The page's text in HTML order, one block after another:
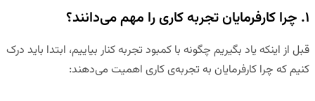
۱. چرا کارفرمایان تجربه کاری را مهم می‌دانند؟
قبل از اینکه یاد بگیریم چگونه با کمبود تجربه کنار بیاییم، ابتدا باید درک
کنیم که چرا کارفرمایان به تجربه‌ی کاری اهمیت می‌دهند: